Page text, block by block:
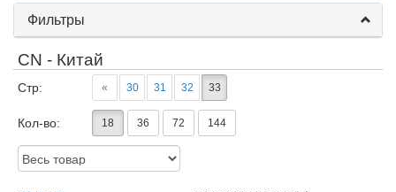
Фильтры
CN - Китай
Стр: « 30 31 32 33
Кол-во: 18 36 72 144
Доступность: